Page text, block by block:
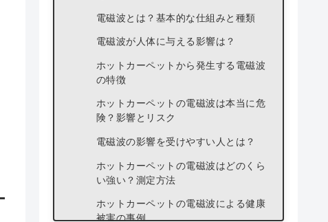
電磁波とは？基本的な仕組みと種類
電磁波が人体に与える影響は？
ホットカーペットから発生する電磁波
の特徴
ホットカーペットの電磁波は本当に危
険？影響とリスク
電磁波の影響を受けやすい人とは？
ホットカーペットの電磁波はどのくら
い強い？測定方法
ホットカーペットの電磁波による健康
被害の事例